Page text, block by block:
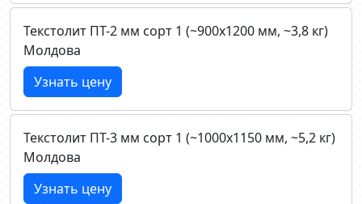
Текстолит ПТ-2 мм сорт 1 (~900х1200 мм, ~3,8 кг)
Молдова
Узнать цену
Текстолит ПТ-3 мм сорт 1 (~1000х1150 мм, ~5,2 кг)
Молдова
Узнать цену